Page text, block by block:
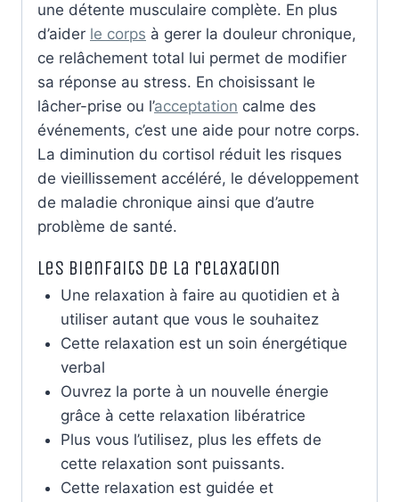
une détente musculaire complète. En plus
d’aider le corps à gerer la douleur chronique,
ce relâchement total lui permet de modifier
sa réponse au stress. En choisissant le
lâcher-prise ou l’acceptation calme des
événements, c’est une aide pour notre corps.
La diminution du cortisol réduit les risques
de vieillissement accéléré, le développement
de maladie chronique ainsi que d’autre
problème de santé.
Les bienfaits de la relaxation
Une relaxation à faire au quotidien et à
utiliser autant que vous le souhaitez
Cette relaxation est un soin énergétique
verbal
Ouvrez la porte à un nouvelle énergie
grâce à cette relaxation libératrice
Plus vous l’utilisez, plus les effets de
cette relaxation sont puissants.
Cette relaxation est guidée et